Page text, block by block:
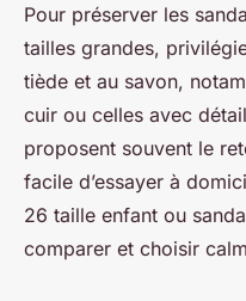
Pour préserver les
tailles grandes,
tiède et au savon,
cuir ou celles avec
proposent souvent le
facile d’essayer à
26 taille enfant ou
comparer et choisir